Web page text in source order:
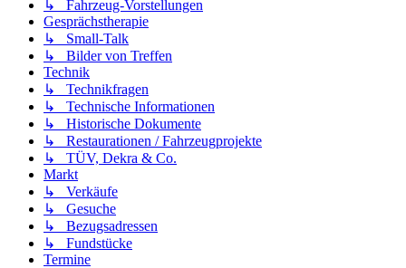
↳ Fahrzeug-Vorstellungen
Gesprächstherapie
↳ Small-Talk
↳ Bilder von Treffen
Technik
↳ Technikfragen
↳ Technische Informationen
↳ Historische Dokumente
↳ Restaurationen / Fahrzeugprojekte
↳ TÜV, Dekra & Co.
Markt
↳ Verkäufe
↳ Gesuche
↳ Bezugsadressen
↳ Fundstücke
Termine